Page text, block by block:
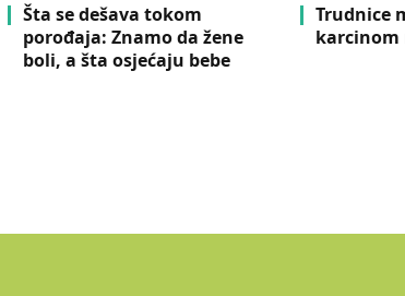
Šta se dešava tokom
porođaja: Znamo da žene
boli, a šta osjećaju bebe
Trudnice
karcinom